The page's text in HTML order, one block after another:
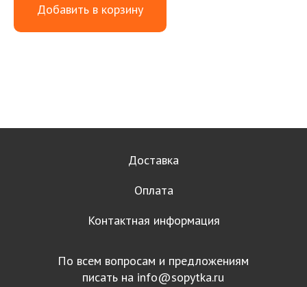
Добавить в корзину
Доставка
Оплата
Контактная информация
По всем вопросам и предложениям
писать на info@sopytka.ru